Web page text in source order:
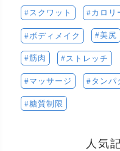
スクワット カロリ
ボディメイク 美尻
筋肉 ストレッチ
マッサージ タンパ
糖質制限
人気